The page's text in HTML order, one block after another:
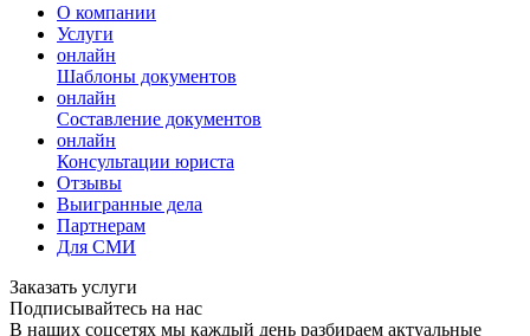
О компании
Услуги
онлайн
Шаблоны документов
онлайн
Составление документов
онлайн
Консультации юриста
Отзывы
Выигранные дела
Партнерам
Для СМИ
Заказать услуги
Подписывайтесь на нас
В наших соцсетях мы каждый день разбираем актуальные